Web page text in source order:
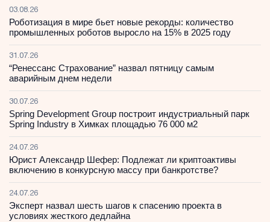
03.08.26
Роботизация в мире бьет новые рекорды: количество
промышленных роботов выросло на 15% в 2025 году
31.07.26
“Ренессанс Страхование” назвал пятницу самым
аварийным днем недели
30.07.26
Spring Development Group построит индустриальный парк
Spring Industry в Химках площадью 76 000 м2
24.07.26
Юрист Александр Шефер: Подлежат ли криптоактивы
включению в конкурсную массу при банкротстве?
24.07.26
Эксперт назвал шесть шагов к спасению проекта в
условиях жесткого дедлайна